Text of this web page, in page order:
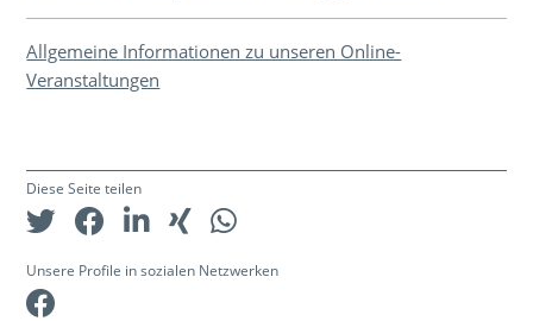
Allgemeine Informationen zu unseren Online-
Veranstaltungen
Diese Seite teilen
Unsere Profile in sozialen Netzwerken